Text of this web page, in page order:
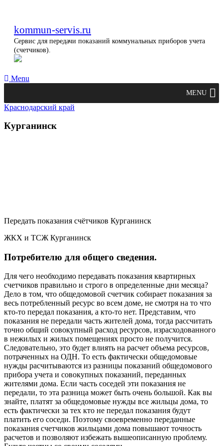
kommun-servis.ru
Сервис для передачи показаний коммунальных приборов учета
(счетчиков).
Menu
MENU
Краснодарский край
Курганинск
Передать показания счётчиков Курганинск
ЖКХ и ТСЖ Курганинск
Потребителю для общего сведения.
Для чего необходимо передавать показания квартирных
счетчиков правильно и строго в определенные дни месяца?
Дело в том, что общедомовой счетчик собирает показания за
весь потребленный ресурс во всем доме, не смотря на то что
кто-то передал показания, а кто-то нет. Представим, что
показания не передали часть жителей дома, тогда рассчитать
точно общий совокупный расход ресурсов, израсходованного
в нежилых и жилых помещениях просто не получится.
Следовательно, это будет влиять на расчет объема ресурсов,
потраченных на ОДН. То есть фактически общедомовые
нужды расчитываются из разницы показаний общедомового
прибора учета и совокупных показаний, переданных
жителями дома. Если часть соседей эти показания не
передали, то эта разница может быть очень большой. Как вы
знайте, платят за общедомовые нужды все жильцы дома, то
есть фактически за тех кто не передал показания будут
платить его соседи. Поэтому своевременно переданные
показания счетчиков жильцами дома повышают точность
расчетов и позволяют избежать вышеописанную проблему.